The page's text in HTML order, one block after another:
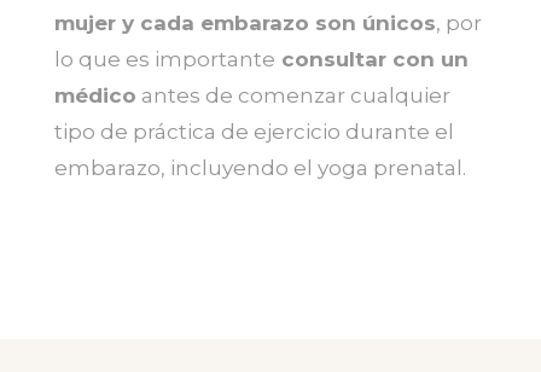
mujer y cada embarazo son únicos, por
lo que es importante consultar con un
médico antes de comenzar cualquier
tipo de práctica de ejercicio durante el
embarazo, incluyendo el yoga prenatal.